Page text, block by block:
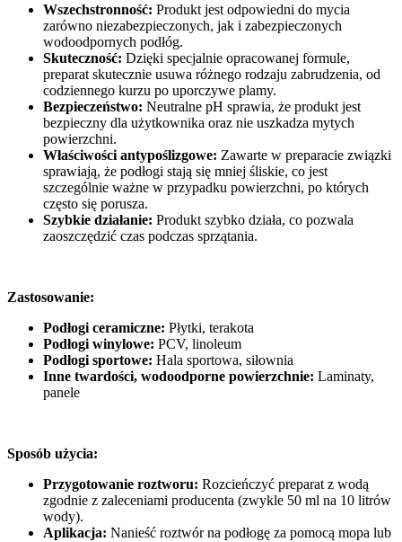
Wszechstronność: Produkt jest odpowiedni do mycia
zarówno niezabezpieczonych, jak i zabezpieczonych
wodoodpornych podłóg.
Skuteczność: Dzięki specjalnie opracowanej formule,
preparat skutecznie usuwa różnego rodzaju zabrudzenia, od
codziennego kurzu po uporczywe plamy.
Bezpieczeństwo: Neutralne pH sprawia, że produkt jest
bezpieczny dla użytkownika oraz nie uszkadza mytych
powierzchni.
Właściwości antypoślizgowe: Zawarte w preparacie związki
sprawiają, że podłogi stają się mniej śliskie, co jest
szczególnie ważne w przypadku powierzchni, po których
często się porusza.
Szybkie działanie: Produkt szybko działa, co pozwala
zaoszczędzić czas podczas sprzątania.
Zastosowanie:
Podłogi ceramiczne: Płytki, terakota
Podłogi winylowe: PCV, linoleum
Podłogi sportowe: Hala sportowa, siłownia
Inne twardości, wodoodporne powierzchnie: Laminaty,
panele
Sposób użycia:
Przygotowanie roztworu: Rozcieńczyć preparat z wodą
zgodnie z zaleceniami producenta (zwykle 50 ml na 10 litrów
wody).
Aplikacja: Nanieść roztwór na podłogę za pomocą mopa lub